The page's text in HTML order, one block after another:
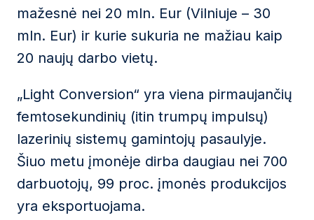
mažesnė nei 20 mln. Eur (Vilniuje – 30
mln. Eur) ir kurie sukuria ne mažiau kaip
20 naujų darbo vietų.
„Light Conversion“ yra viena pirmaujančių
femtosekundinių (itin trumpų impulsų)
lazerinių sistemų gamintojų pasaulyje.
Šiuo metu įmonėje dirba daugiau nei 700
darbuotojų, 99 proc. įmonės produkcijos
yra eksportuojama.